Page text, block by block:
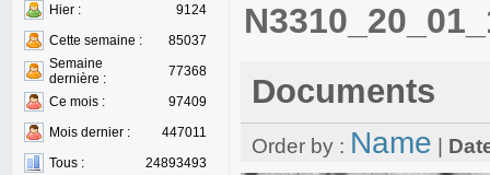
Hier :
9124
Cette semaine :
85037
Semaine
dernière :
77368
Ce mois :
97409
Mois dernier :
447011
Tous :
24893493
Documents
Order by : Name